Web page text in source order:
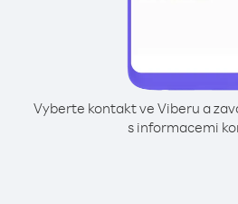
Vyberte kontakt ve Viberu a
s informacemi